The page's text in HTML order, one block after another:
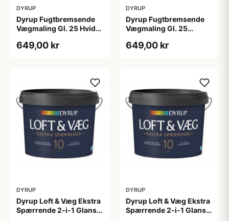
DYRUP
Dyrup Fugtbremsende
Vægmaling Gl. 25 Hvid
649,00 kr
DYRUP
Dyrup Fugtbremsende
Vægmaling Gl. 25
649,00 kr
DYRUP
Dyrup Loft & Væg Ekstra
Spærrende 2-i-1 Glans
DYRUP
Dyrup Loft & Væg Ekstra
Spærrende 2-i-1 Glans